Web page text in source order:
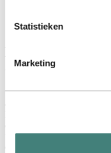
is de
die door hun
Statistieken
Marketing
het wil
Lagere CO2
circulariteit
"Vanwege onze duurzame
een gesprek", vertelt
Extrusions Benelux. "Ze
elk proces hebben
worden. Het afnemen van
onderdeel van het ontwerp."